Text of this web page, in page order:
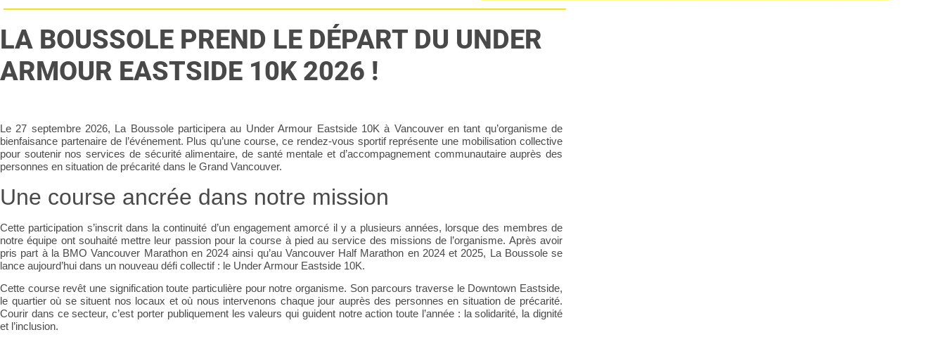
LA BOUSSOLE PREND LE DÉPART DU UNDER
ARMOUR EASTSIDE 10K 2026 !
Le 27 septembre 2026, La Boussole participera au Under Armour Eastside 10K à Vancouver en tant qu’organisme de
bienfaisance partenaire de l’événement. Plus qu’une course, ce rendez-vous sportif représente une mobilisation collective
pour soutenir nos services de sécurité alimentaire, de santé mentale et d’accompagnement communautaire auprès des
personnes en situation de précarité dans le Grand Vancouver.
Une course ancrée dans notre mission
Cette participation s’inscrit dans la continuité d’un engagement amorcé il y a plusieurs années, lorsque des membres de
notre équipe ont souhaité mettre leur passion pour la course à pied au service des missions de l’organisme. Après avoir
pris part à la BMO Vancouver Marathon en 2024 ainsi qu’au Vancouver Half Marathon en 2024 et 2025, La Boussole se
lance aujourd’hui dans un nouveau défi collectif : le Under Armour Eastside 10K.
Cette course revêt une signification toute particulière pour notre organisme. Son parcours traverse le Downtown Eastside,
le quartier où se situent nos locaux et où nous intervenons chaque jour auprès des personnes en situation de précarité.
Courir dans ce secteur, c’est porter publiquement les valeurs qui guident notre action toute l’année : la solidarité, la dignité
et l’inclusion.